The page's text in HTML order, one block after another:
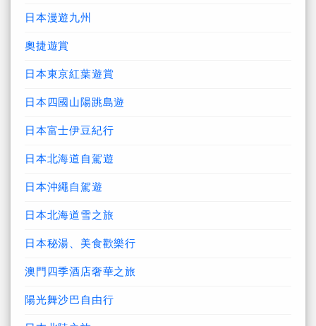
日本漫遊九州
奧捷遊賞
日本東京紅葉遊賞
日本四國山陽跳島遊
日本富士伊豆紀行
日本北海道自駕遊
日本沖繩自駕遊
日本北海道雪之旅
日本秘湯、美食歡樂行
澳門四季酒店奢華之旅
陽光舞沙巴自由行